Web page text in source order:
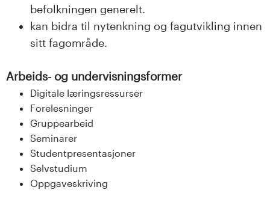
befolkningen generelt.
kan bidra til nytenkning og fagutvikling innen
sitt fagområde.
Arbeids- og undervisningsformer
Digitale læringsressurser
Forelesninger
Gruppearbeid
Seminarer
Studentpresentasjoner
Selvstudium
Oppgaveskriving